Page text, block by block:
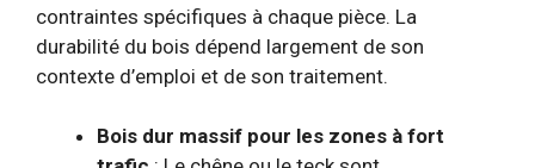
contraintes spécifiques à chaque pièce. La
durabilité du bois dépend largement de son
contexte d’emploi et de son traitement.
Bois dur massif pour les zones à fort